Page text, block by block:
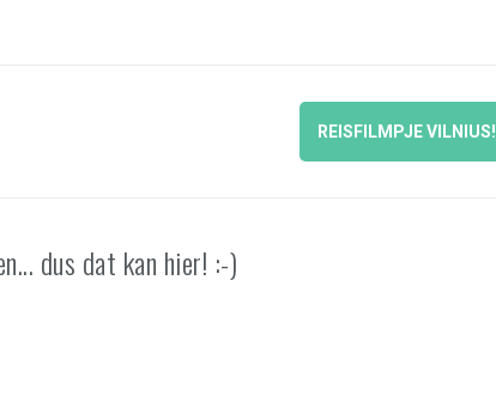
REISFILMPJE VILNIUS!
dus dat kan hier! :-)